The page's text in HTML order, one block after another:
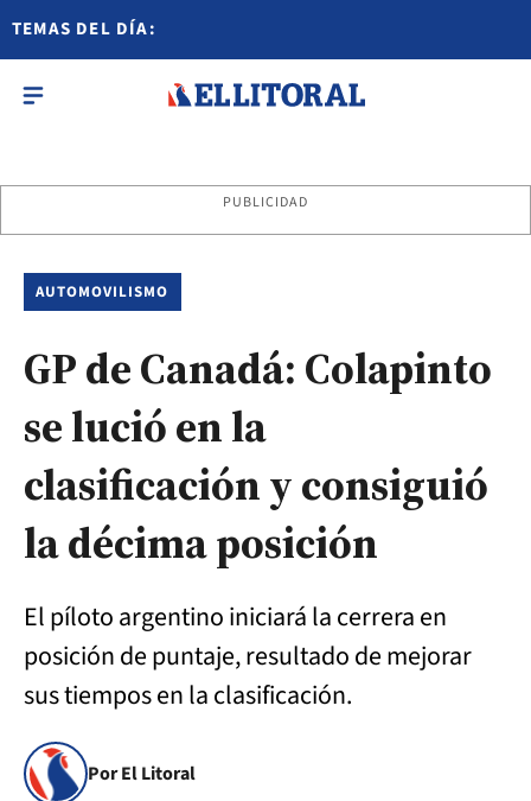
TEMAS DEL DÍA:
PUBLICIDAD
AUTOMOVILISMO
GP de Canadá: Colapinto
se lució en la
clasificación y consiguió
la décima posición
El píloto argentino iniciará la cerrera en
posición de puntaje, resultado de mejorar
sus tiempos en la clasificación.
Por El Litoral